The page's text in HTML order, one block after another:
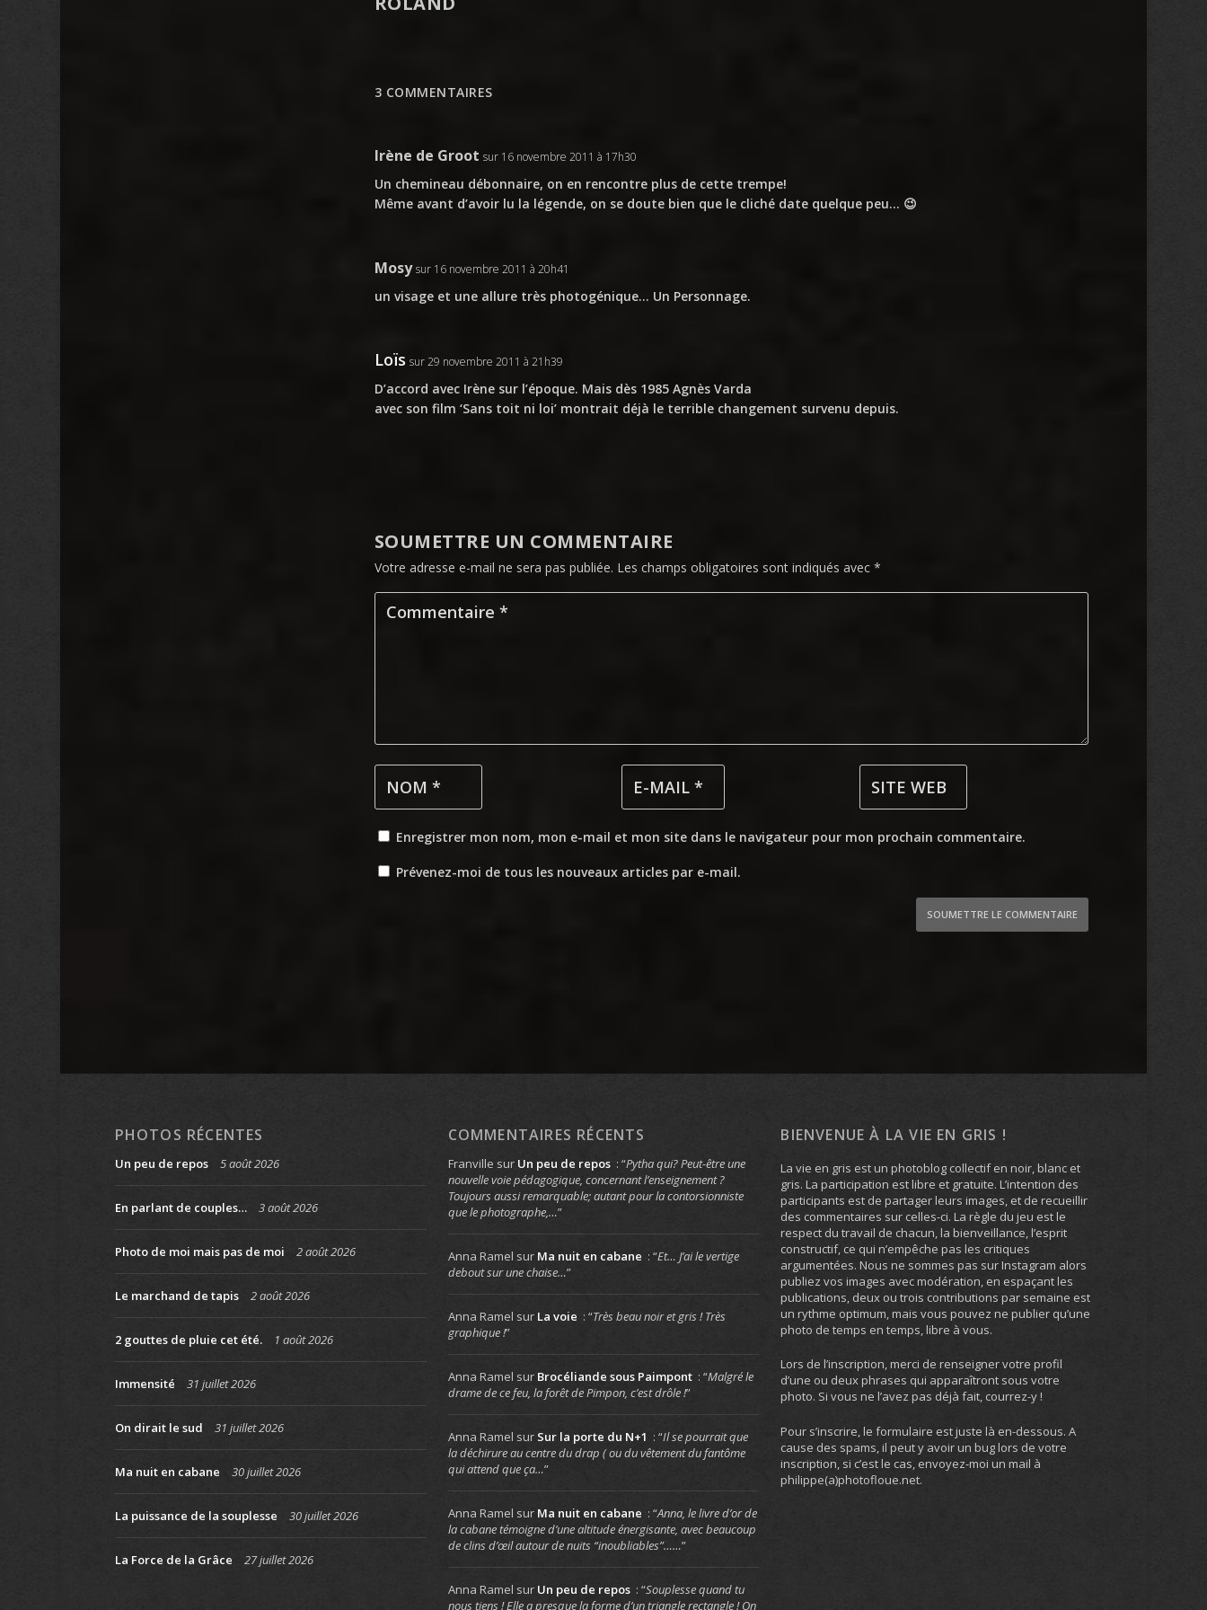
3 COMMENTAIRES
Irène de Groot sur 16 novembre 2011 à 17h30
Un chemineau débonnaire, on en rencontre plus de cette trempe!
Même avant d’avoir lu la légende, on se doute bien que le cliché date quelque peu… 😉
Mosy sur 16 novembre 2011 à 20h41
un visage et une allure très photogénique… Un Personnage.
Loïs sur 29 novembre 2011 à 21h39
D’accord avec Irène sur l’époque. Mais dès 1985 Agnès Varda
avec son film ‘Sans toit ni loi’ montrait déjà le terrible changement survenu depuis.
SOUMETTRE UN COMMENTAIRE
Votre adresse e-mail ne sera pas publiée. Les champs obligatoires sont indiqués avec *
Enregistrer mon nom, mon e-mail et mon site dans le navigateur pour mon prochain commentaire.
Prévenez-moi de tous les nouveaux articles par e-mail.
SOUMETTRE LE COMMENTAIRE
PHOTOS RÉCENTES
Un peu de repos 5 août 2026
En parlant de couples… 3 août 2026
Photo de moi mais pas de moi 2 août 2026
Le marchand de tapis 2 août 2026
2 gouttes de pluie cet été. 1 août 2026
Immensité 31 juillet 2026
On dirait le sud 31 juillet 2026
Ma nuit en cabane 30 juillet 2026
La puissance de la souplesse 30 juillet 2026
La Force de la Grâce 27 juillet 2026
COMMENTAIRES RÉCENTS
Franville sur Un peu de repos : “Pytha qui? Peut-être une
nouvelle voie pédagogique, concernant l’enseignement ?
Toujours aussi remarquable; autant pour la contorsionniste
que le photographe,…”
Anna Ramel sur Ma nuit en cabane : “Et… J’ai le vertige
debout sur une chaise…”
Anna Ramel sur La voie : “Très beau noir et gris ! Très
graphique !”
Anna Ramel sur Brocéliande sous Paimpont : “Malgré le
drame de ce feu, la forêt de Pimpon, c’est drôle !”
Anna Ramel sur Sur la porte du N+1 : “Il se pourrait que
la déchirure au centre du drap ( ou du vêtement du fantôme
qui attend que ça…”
Anna Ramel sur Ma nuit en cabane : “Anna, le livre d’or de
la cabane témoigne d’une altitude énergisante, avec beaucoup
de clins d’œil autour de nuits “inoubliables”……”
Anna Ramel sur Un peu de repos : “Souplesse quand tu
nous tiens ! Elle a presque la forme d’un triangle rectangle ! On
BIENVENUE À LA VIE EN GRIS !
La vie en gris est un photoblog collectif en noir, blanc et
gris. La participation est libre et gratuite. L’intention des
participants est de partager leurs images, et de recueillir
des commentaires sur celles-ci. La règle du jeu est le
respect du travail de chacun, la bienveillance, l’esprit
constructif, ce qui n’empêche pas les critiques
argumentées. Nous ne sommes pas sur Instagram alors
publiez vos images avec modération, en espaçant les
publications, deux ou trois contributions par semaine est
un rythme optimum, mais vous pouvez ne publier qu’une
photo de temps en temps, libre à vous.
Lors de l’inscription, merci de renseigner votre profil
d’une ou deux phrases qui apparaîtront sous votre
photo. Si vous ne l’avez pas déjà fait, courrez-y !
Pour s’inscrire, le formulaire est juste là en-dessous. A
cause des spams, il peut y avoir un bug lors de votre
inscription, si c’est le cas, envoyez-moi un mail à
philippe(a)photofloue.net.